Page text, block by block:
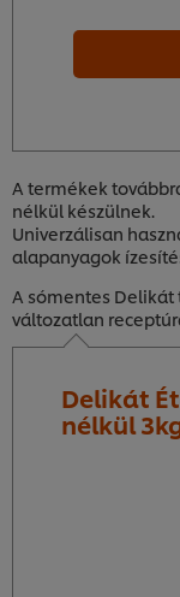
A termékek
nélkül készülnek.
Univerzálisan
alapanyagok
A sómentes
változatlan
Delikát
nélkül